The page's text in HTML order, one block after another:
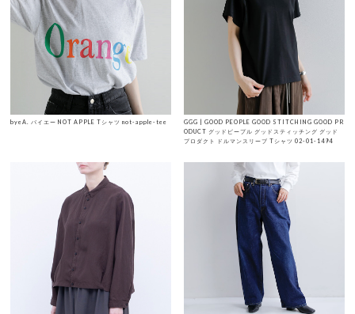
byeA. バイエー NOT APPLE Tシャツ not-apple-tee
GGG | GOOD PEOPLE GOOD STITCHING GOOD PR
ODUCT グッドピープル グッドスティッチング グッド
プロダクト ドルマンスリーブ Tシャツ 02-01-1494